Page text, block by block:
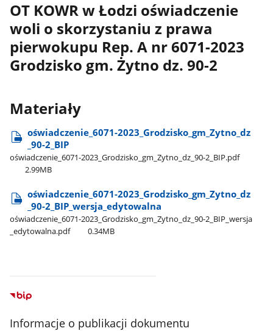
OT KOWR w Łodzi oświadczenie
woli o skorzystaniu z prawa
pierwokupu Rep. A nr 6071-2023
Grodzisko gm. Żytno dz. 90-2
Materiały
oświadczenie​_6071-2023​_Grodzisko​_gm​_Zytno​_dz​
_90-2​_BIP
oświadczenie​_6071-2023​_Grodzisko​_gm​_Zytno​_dz​_90-2​_BIP.pdf
2.99MB
oświadczenie​_6071-2023​_Grodzisko​_gm​_Zytno​_dz​
_90-2​_BIP​_wersja​_edytowalna
oświadczenie​_6071-2023​_Grodzisko​_gm​_Zytno​_dz​_90-2​_BIP​_wersja​
_edytowalna.pdf
0.34MB
Informacje o publikacji dokumentu